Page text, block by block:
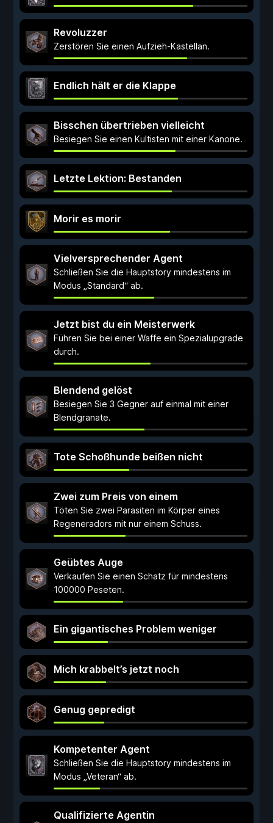
Revoluzzer
Zerstören Sie einen Aufzieh-Kastellan.
Endlich hält er die Klappe
Bisschen übertrieben vielleicht
Besiegen Sie einen Kultisten mit einer Kanone.
Letzte Lektion: Bestanden
Morir es morir
Vielversprechender Agent
Schließen Sie die Hauptstory mindestens im
Modus „Standard“ ab.
Jetzt bist du ein Meisterwerk
Führen Sie bei einer Waffe ein Spezialupgrade
durch.
Blendend gelöst
Besiegen Sie 3 Gegner auf einmal mit einer
Blendgranate.
Tote Schoßhunde beißen nicht
Zwei zum Preis von einem
Töten Sie zwei Parasiten im Körper eines
Regeneradors mit nur einem Schuss.
Geübtes Auge
Verkaufen Sie einen Schatz für mindestens
100000 Peseten.
Ein gigantisches Problem weniger
Mich krabbelt’s jetzt noch
Genug gepredigt
Kompetenter Agent
Schließen Sie die Hauptstory mindestens im
Modus „Veteran“ ab.
Qualifizierte Agentin